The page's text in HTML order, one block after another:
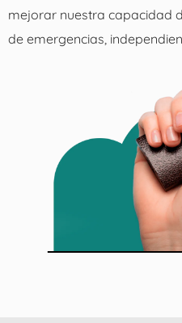
mejorar nuestra capacidad
de emergencias,